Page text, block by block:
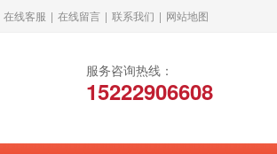
在线客服 | 在线留言 | 联系我们 | 网站地图
服务咨询热线：
15222906608